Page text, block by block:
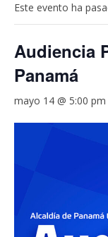
Este evento ha
Audiencia
Panamá
mayo 14 @ 5:00 pm